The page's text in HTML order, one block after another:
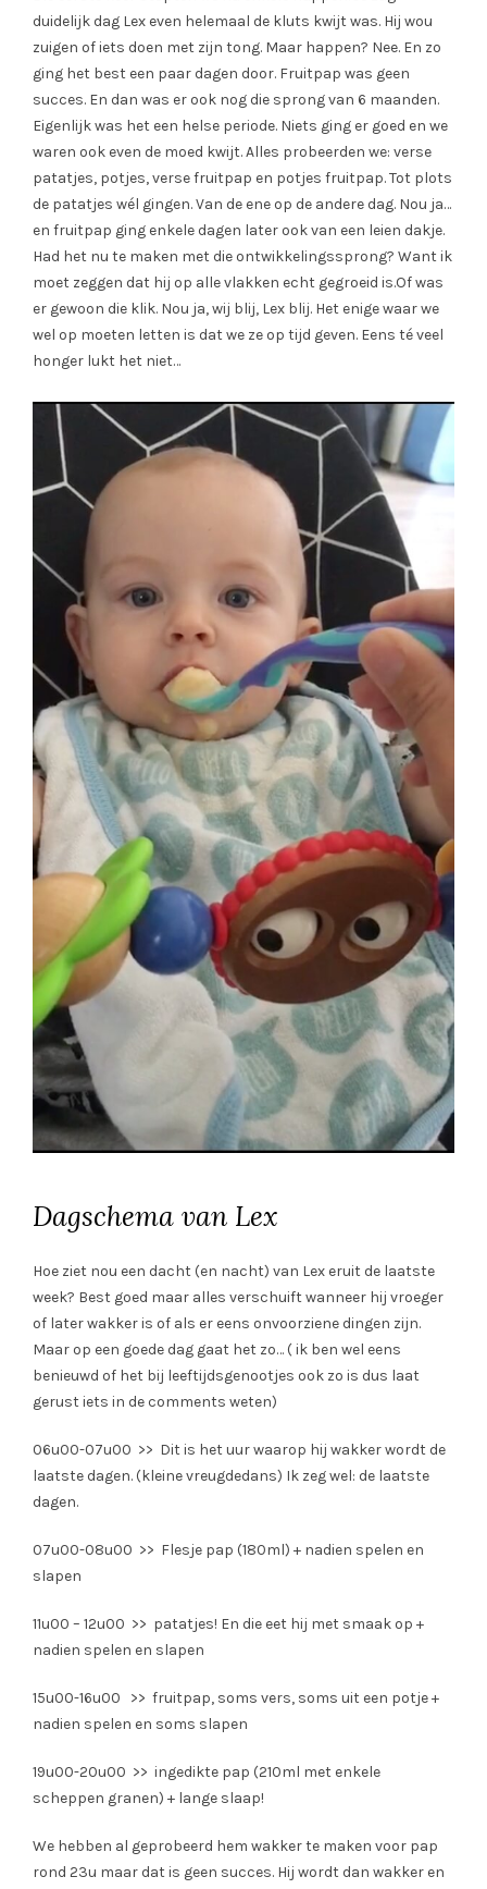
duidelijk dag Lex even helemaal de kluts kwijt was. Hij wou
zuigen of iets doen met zijn tong. Maar happen? Nee. En zo
ging het best een paar dagen door. Fruitpap was geen
succes. En dan was er ook nog die sprong van 6 maanden.
Eigenlijk was het een helse periode. Niets ging er goed en we
waren ook even de moed kwijt. Alles probeerden we: verse
patatjes, potjes, verse fruitpap en potjes fruitpap. Tot plots
de patatjes wél gingen. Van de ene op de andere dag. Nou ja…
en fruitpap ging enkele dagen later ook van een leien dakje.
Had het nu te maken met die ontwikkelingssprong? Want ik
moet zeggen dat hij op alle vlakken echt gegroeid is.Of was
er gewoon die klik. Nou ja, wij blij, Lex blij. Het enige waar we
wel op moeten letten is dat we ze op tijd geven. Eens té veel
honger lukt het niet…
Dagschema van Lex
Hoe ziet nou een dacht (en nacht) van Lex eruit de laatste
week? Best goed maar alles verschuift wanneer hij vroeger
of later wakker is of als er eens onvoorziene dingen zijn.
Maar op een goede dag gaat het zo… ( ik ben wel eens
benieuwd of het bij leeftijdsgenootjes ook zo is dus laat
gerust iets in de comments weten)
06u00-07u00 >> Dit is het uur waarop hij wakker wordt de
laatste dagen. (kleine vreugdedans) Ik zeg wel: de laatste
dagen.
07u00-08u00 >> Flesje pap (180ml) + nadien spelen en
slapen
11u00 – 12u00 >> patatjes! En die eet hij met smaak op +
nadien spelen en slapen
15u00-16u00 >> fruitpap, soms vers, soms uit een potje +
nadien spelen en soms slapen
19u00-20u00 >> ingedikte pap (210ml met enkele
scheppen granen) + lange slaap!
We hebben al geprobeerd hem wakker te maken voor pap
rond 23u maar dat is geen succes. Hij wordt dan wakker en